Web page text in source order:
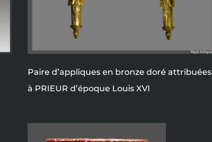
Paire d’appliques en bronze doré attribuées
à PRIEUR d’époque Louis XVI